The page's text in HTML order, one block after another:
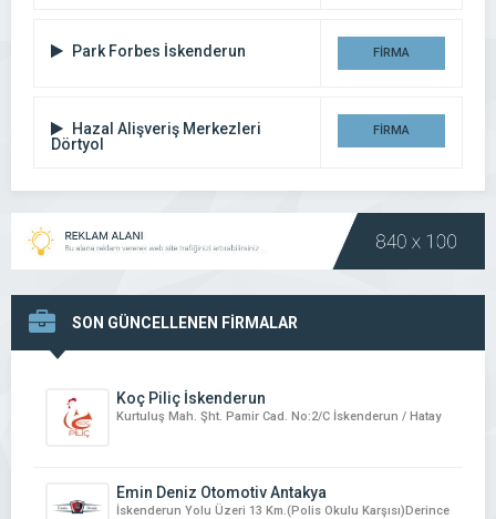
Park Forbes İskenderun FİRMA
Hazal Alişveriş Merkezleri
Dörtyol
FİRMA
SON GÜNCELLENEN FİRMALAR
Koç Piliç İskenderun
Kurtuluş Mah. Şht. Pamir Cad. No:2/C İskenderun / Hatay
Emin Deniz Otomotiv Antakya
İskenderun Yolu Üzeri 13 Km.(Polis Okulu Karşısı)Derince